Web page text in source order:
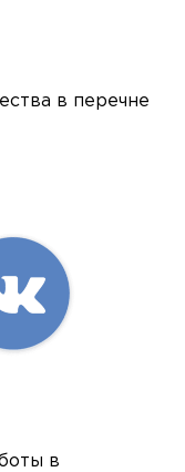
в перечне
в